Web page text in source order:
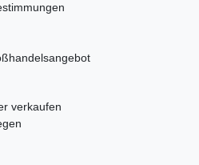
verkaufen